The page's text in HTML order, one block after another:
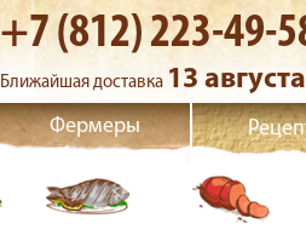
+7 (812) 223-49-
Ближайшая доставка 13 августа
Фермеры